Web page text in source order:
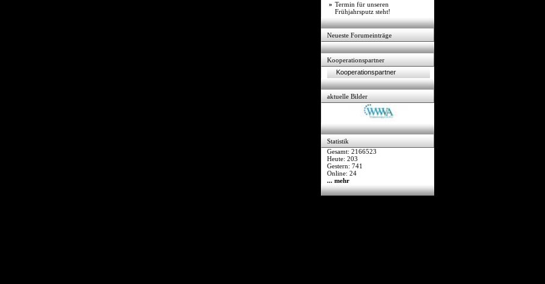
» Termin für unseren
Frühjahrsputz steht!
Neueste Forumeinträge
Kooperationspartner
Kooperationspartner
aktuelle Bilder
Statistik
Gesamt: 2166523
Heute: 203
Gestern: 741
Online: 24
... mehr